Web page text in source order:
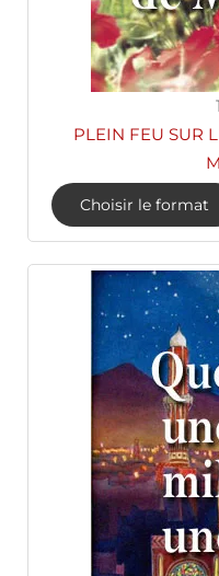
PLEIN FEU SUR
Choisir le format